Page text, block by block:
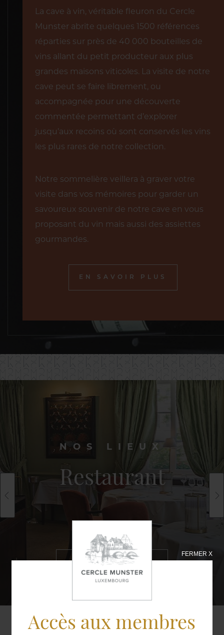
Accès aux membres
FERMER X
La cave à vin, véritable fleuron du Cercle
Munster abrite quelques 1500 références
réparties sur près de 40 000 bouteilles de
vins allant du petit producteur aux plus
grandes maisons viticoles. La visite de notre
cave peut se faire librement, ou
accompagnée pour une découverte
commentée permettant d’explorer
jusqu’aux recoins où sont conservés les vins
les plus rares de notre collection.
Notre sommelière veillera à graver votre
visite dans vos mémoires pour garder un
savoureux souvenir de notre cave en vous
proposant du vin mais aussi des assiettes
gourmandes.
EN SAVOIR PLUS
NOS LIEUX
Restaurant
EN SAVOIR
PLUS